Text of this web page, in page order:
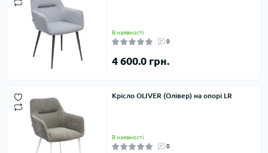
В наявності
0
4 600.0 грн.
Крісло OLIVER (Олівер) на опорі LR
В наявності
0